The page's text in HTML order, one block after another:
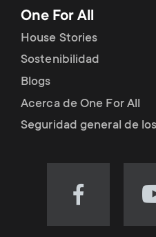
One For All
House Stories
Sostenibilidad
Blogs
Acerca de One For All
Seguridad general de
Visit